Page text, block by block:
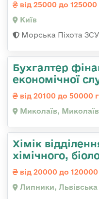
від 25000 до 125000
Київ
Морська Піхота ЗСУ
Бухгалтер
економічної
від 20100 до 50000
Миколаїв,
Хімік
хімічного,
від 20000 до
Липники, Львівська